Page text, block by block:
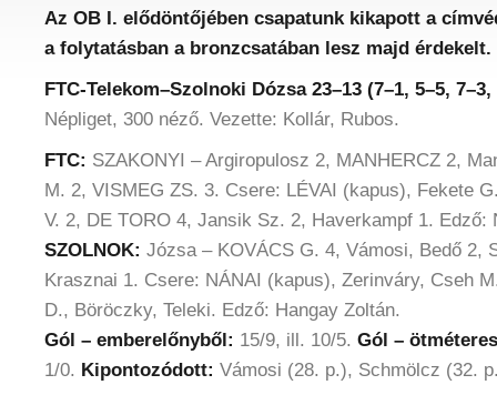
Az OB I. elődöntőjében csapatunk kikapott a
a folytatásban a bronzcsatában lesz majd érdekelt.
FTC-Telekom–Szolnoki Dózsa 23–13 (7–1, 5–5, 7–3,
Népliget, 300 néző. Vezette: Kollár, Rubos.
FTC: SZAKONYI – Argiropulosz 2, MANHERCZ 2,
M. 2, VISMEG ZS. 3. Csere: LÉVAI (kapus), Fekete
V. 2, DE TORO 4, Jansik Sz. 2, Haverkampf 1. Edző:
SZOLNOK: Józsa – KOVÁCS G. 4, Vámosi, Bedő 2,
Krasznai 1. Csere: NÁNAI (kapus), Zerinváry, Cseh
D., Böröczky, Teleki. Edző: Hangay Zoltán.
Gól – emberelőnyből: 15/9, ill. 10/5. Gól –
1/0. Kipontozódott: Vámosi (28. p.), Schmölcz (32.